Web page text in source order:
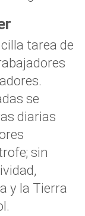
tarea de
se
diarias
sin
y la Tierra